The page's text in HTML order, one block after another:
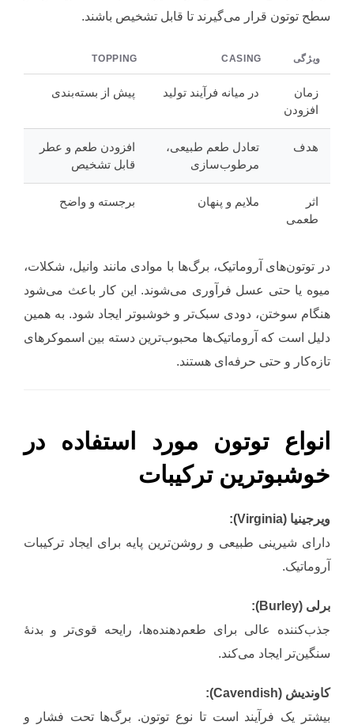
سطح توتون قرار می‌گیرند تا قابل تشخیص باشند.
ویژگی CASING
TOPPING
زمان
افزودن
در میانه فرآیند تولید پیش از بسته‌بندی
هدف
تعادل طعم طبیعی،
مرطوب‌سازی
افزودن طعم و عطر
قابل تشخیص
اثر
طعمی
ملایم و پنهان برجسته و واضح
در توتون‌های آروماتیک، برگ‌ها با موادی مانند وانیل، شکلات،
میوه یا حتی عسل فرآوری می‌شوند. این کار باعث می‌شود
هنگام سوختن، دودی سبک‌تر و خوشبوتر ایجاد شود. به همین
دلیل است که آروماتیک‌ها محبوب‌ترین دسته بین اسموکرهای
تازه‌کار و حتی حرفه‌ای هستند.
انواع توتون مورد استفاده در
خوشبوترین ترکیبات
ویرجینیا (Virginia):
دارای شیرینی طبیعی و روشن‌ترین پایه برای ایجاد ترکیبات
آروماتیک.
برلی (Burley):
جذب‌کننده عالی برای طعم‌دهنده‌ها، رایحه قوی‌تر و بدنۀ
سنگین‌تر ایجاد می‌کند.
کاوندیش (Cavendish):
بیشتر یک فرآیند است تا نوع توتون. برگ‌ها تحت فشار و